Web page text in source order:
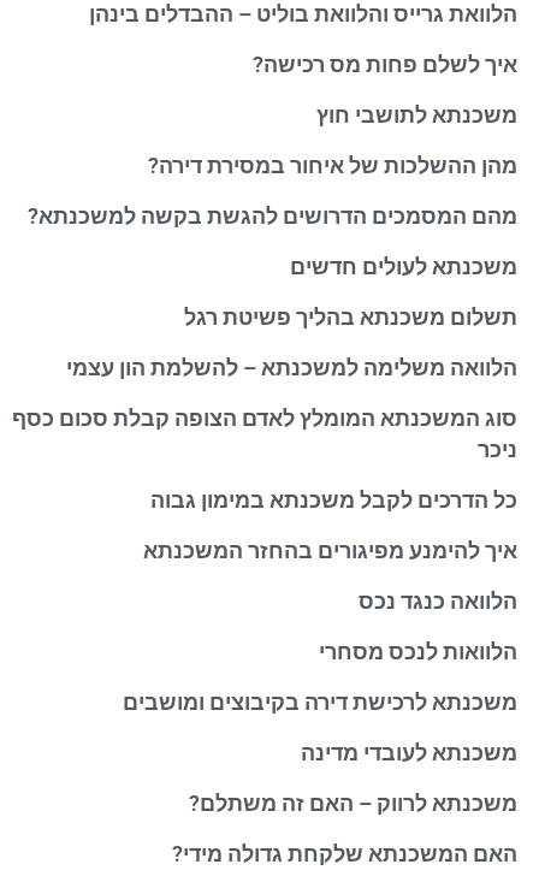
הלוואת גרייס והלוואת בוליט – ההבדלים בינהן
איך לשלם פחות מס רכישה?
משכנתא לתושבי חוץ
מהן ההשלכות של איחור במסירת דירה?
מהם המסמכים הדרושים להגשת בקשה למשכנתא?
משכנתא לעולים חדשים
תשלום משכנתא בהליך פשיטת רגל
הלוואה משלימה למשכנתא – להשלמת הון עצמי
סוג המשכנתא המומלץ לאדם הצופה קבלת סכום כסף
ניכר
כל הדרכים לקבל משכנתא במימון גבוה
איך להימנע מפיגורים בהחזר המשכנתא
הלוואה כנגד נכס
הלוואות לנכס מסחרי
משכנתא לרכישת דירה בקיבוצים ומושבים
משכנתא לעובדי מדינה
משכנתא לרווק – האם זה משתלם?
האם המשכנתא שלקחת גדולה מידי?